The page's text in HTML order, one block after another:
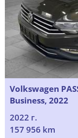
Volkswagen
Business, 2022
2022 г.
157 956 km